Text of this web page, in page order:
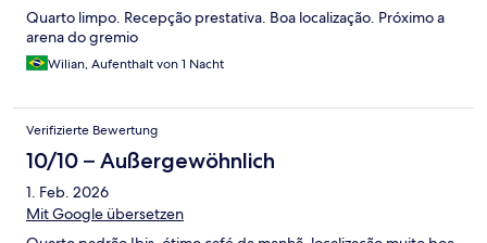
Quarto limpo. Recepção prestativa. Boa localização. Próximo a
arena do gremio
Wilian, Aufenthalt von 1 Nacht
Verifizierte Bewertung
10/10 – Außergewöhnlich
1. Feb. 2026
Mit Google übersetzen